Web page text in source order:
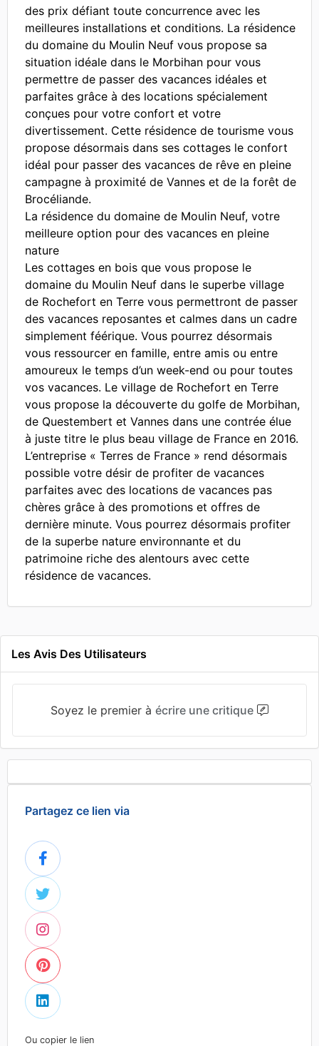
des prix défiant toute concurrence avec les
meilleures installations et conditions. La résidence
du domaine du Moulin Neuf vous propose sa
situation idéale dans le Morbihan pour vous
permettre de passer des vacances idéales et
parfaites grâce à des locations spécialement
conçues pour votre confort et votre
divertissement. Cette résidence de tourisme vous
propose désormais dans ses cottages le confort
idéal pour passer des vacances de rêve en pleine
campagne à proximité de Vannes et de la forêt de
Brocéliande.
La résidence du domaine de Moulin Neuf, votre
meilleure option pour des vacances en pleine
nature
Les cottages en bois que vous propose le
domaine du Moulin Neuf dans le superbe village
de Rochefort en Terre vous permettront de passer
des vacances reposantes et calmes dans un cadre
simplement féérique. Vous pourrez désormais
vous ressourcer en famille, entre amis ou entre
amoureux le temps d’un week-end ou pour toutes
vos vacances. Le village de Rochefort en Terre
vous propose la découverte du golfe de Morbihan,
de Questembert et Vannes dans une contrée élue
à juste titre le plus beau village de France en 2016.
L’entreprise « Terres de France » rend désormais
possible votre désir de profiter de vacances
parfaites avec des locations de vacances pas
chères grâce à des promotions et offres de
dernière minute. Vous pourrez désormais profiter
de la superbe nature environnante et du
patrimoine riche des alentours avec cette
résidence de vacances.
Les Avis Des Utilisateurs
Soyez le premier à écrire une critique
Partagez ce lien via
Ou copier le lien